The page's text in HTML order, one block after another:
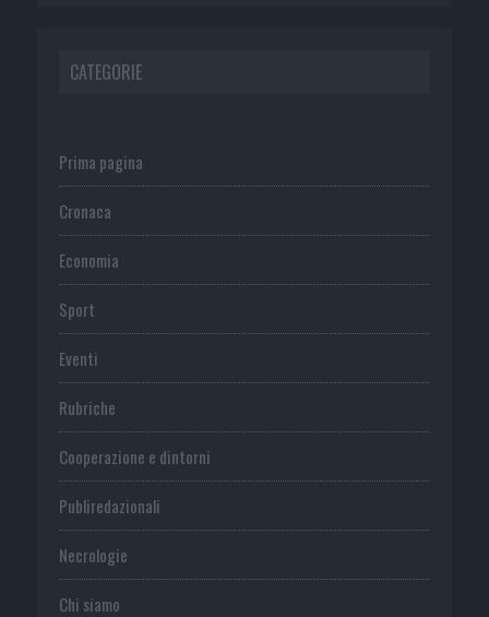
CATEGORIE
Prima pagina
Cronaca
Economia
Sport
Eventi
Rubriche
Cooperazione e dintorni
Publiredazionali
Necrologie
Chi siamo